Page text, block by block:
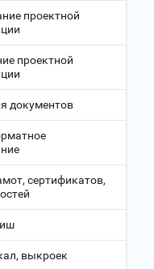
проектной
проектной
документов
сертификатов,
выкроек